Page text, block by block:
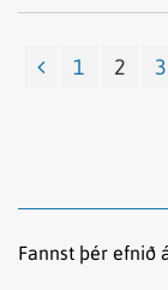
1 2 3
Fannst þér efnið